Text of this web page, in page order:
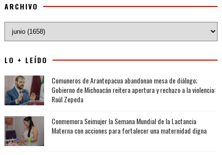
ARCHIVO
LO + LEÍDO
Comuneros de Arantepacua abandonan mesa de diálogo;
Gobierno de Michoacán reitera apertura y rechazo a la violencia:
Raúl Zepeda
Conmemora Seimujer la Semana Mundial de la Lactancia
Materna con acciones para fortalecer una maternidad digna